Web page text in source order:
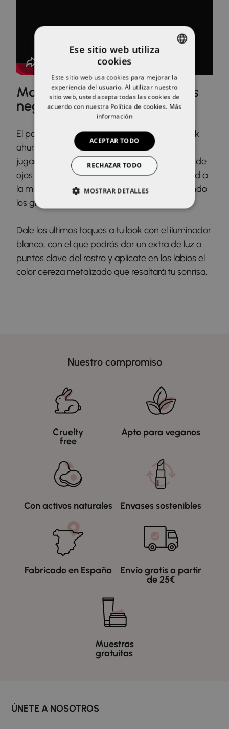
Maquillaje completo en tonos
negros
El pack ideal para que puedas hacerte un look
ahumado rasgando y agrandando el ojo
jugando con los difuminados. Gracias al lápiz de
ojos negro le daremos todavía más intensidad a
la mirada. Alarga y rellena las pestañas evitando
los grumos con la máscara volumen.
Dale los últimos toques a tu look con el iluminador
blanco, con el que podrás dar un extra de luz a
puntos clave del rostro y aplícate en los labios el
color cereza metalizado que resaltará tu sonrisa.
Nuestro compromiso
Cruelty
free
Apto para veganos
Con activos naturales Envases sostenibles
Fabricado en España
Envío gratis a partir
de 25€
Muestras
gratuitas
ÚNETE A NOSOTROS
ENGLISH
Ese sitio web utiliza
cookies
Este sitio web usa cookies para mejorar la
experiencia del usuario. Al utilizar nuestro
sitio web, usted acepta todas las cookies de
acuerdo con nuestra Política de cookies. Más
información
ACEPTAR TODO
RECHAZAR TODO
MOSTRAR DETALLES